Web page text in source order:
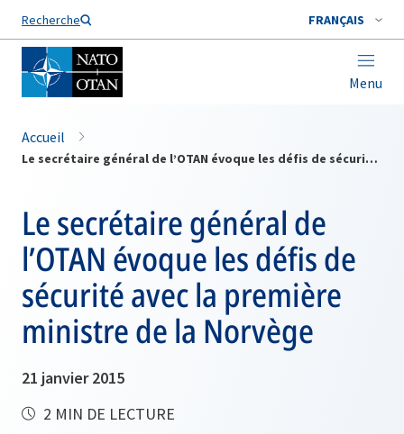
Recherche FRANÇAIS
Menu
Nom de famille*
Accueil
Le secrétaire général de l’OTAN évoque les défis de sécurité avec la première ministre de la Norvège
Le secrétaire général de
l’OTAN évoque les défis de
sécurité avec la première
ministre de la Norvège
21 janvier 2015
2 MIN DE LECTURE